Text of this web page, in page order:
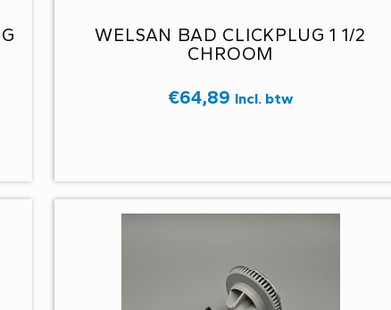
WELSAN BAD CLICKPLUG 1 1/2
CHROOM
€64,89 Incl. btw